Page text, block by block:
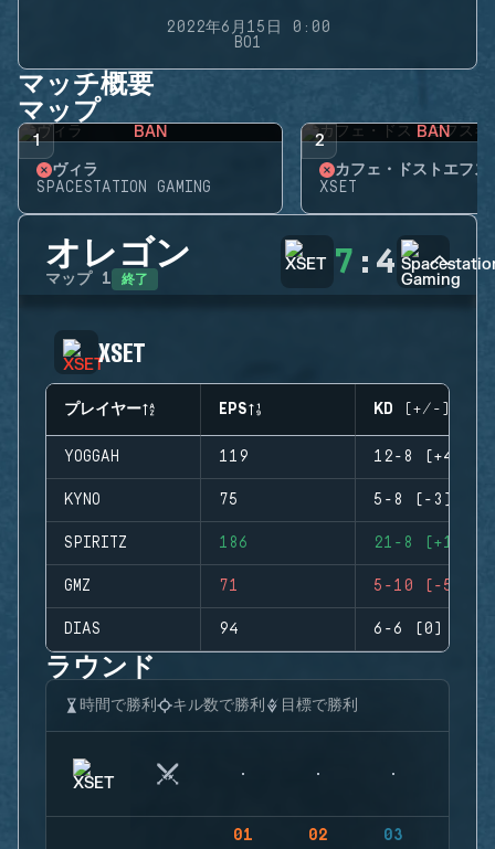
2022年6月15日 0:00
BO1
マッチ概要
マップ
1 BAN
ヴィラ
SPACESTATION GAMING
2 BAN
カフェ・ドストエフス
XSET
オレゴン
マップ 1 終了 7 : 4
XSET
プレイヤー EPS KD (+/-)
YOGGAH 119 12-8 (+4)
KYNO 75 5-8 (-3)
SPIRITZ 186 21-8 (+13)
GMZ 71 5-10 (-5)
DIAS 94 6-6 (0)
ラウンド
時間で勝利 キル数で勝利 目標で勝利
01 02 03